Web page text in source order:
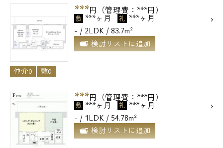
***円（管理費：***円）
敷 ***ヶ月 礼 ***ヶ月
- / 2LDK / 83.7m²
検討リストに追加
仲介0 敷0
***円（管理費：***円）
敷 ***ヶ月 礼 ***ヶ月
- / 1LDK / 54.78m²
検討リストに追加